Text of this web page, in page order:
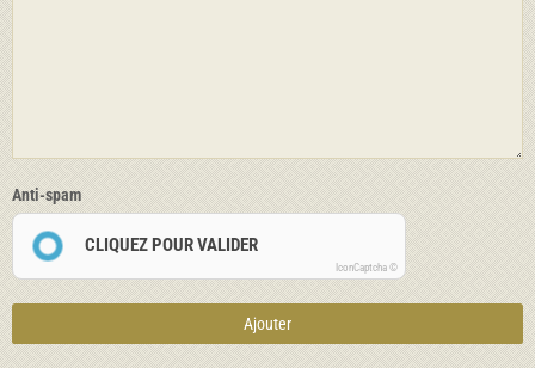
Anti-spam
CLIQUEZ POUR VALIDER
IconCaptcha ©
Ajouter